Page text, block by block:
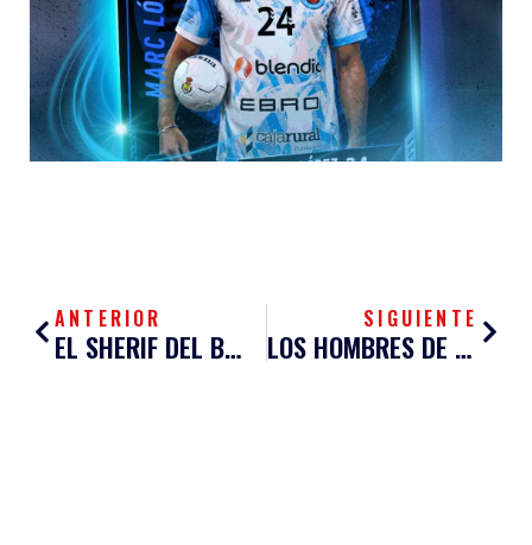
ANTERIOR
EL SHERIF DEL BLENDIO SINFÍN ESTÁ DE VUELTA
SIGUIENTE
LOS HOMBRES DE GARABAYA NO LOGRAN BRILLAR EN TIERRAS SEGOVIANAS